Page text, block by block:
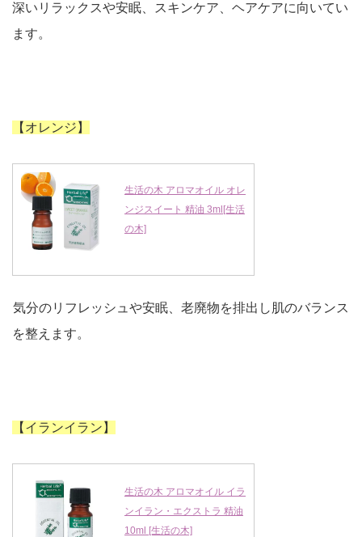
深いリラックスや安眠、スキンケア、ヘアケアに向いてい
ます。
【オレンジ】
生活の木 アロマオイル オレ
ンジスイート 精油 3ml[生活
の木]
気分のリフレッシュや安眠、老廃物を排出し肌のバランス
を整えます。
【イランイラン】
生活の木 アロマオイル イラ
ンイラン・エクストラ 精油
10ml [生活の木]